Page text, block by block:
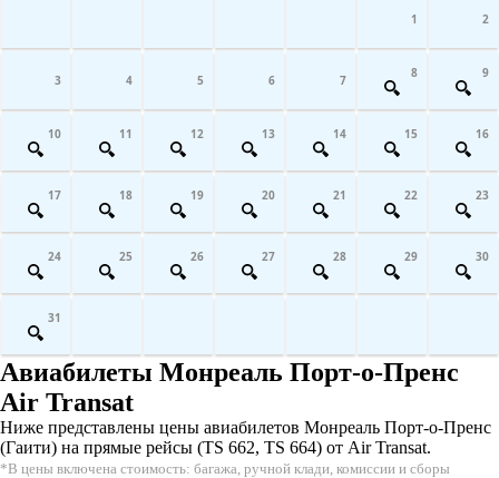
1 2
3 4 5 6 7 8 9
10 11 12 13 14 15 16
17 18 19 20 21 22 23
24 25 26 27 28 29 30
31
Авиабилеты Монреаль Порт-о-Пренс
Air Transat
Ниже представлены цены авиабилетов Монреаль Порт-о-Пренс
(Гаити) на прямые рейсы (TS 662, TS 664) от Air Transat.
*В цены включена стоимость: багажа, ручной клади, комиссии и сборы